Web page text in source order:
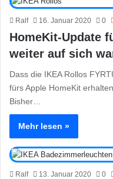
Ralf 16. Januar 2020 0
HomeKit-Update
weiter auf sich
Dass die IKEA Rollos
fürs Apple HomeKit
Bisher…
Mehr lesen »
Ralf 13. Januar 2020 0